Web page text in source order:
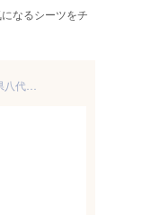
なるシーツをチ